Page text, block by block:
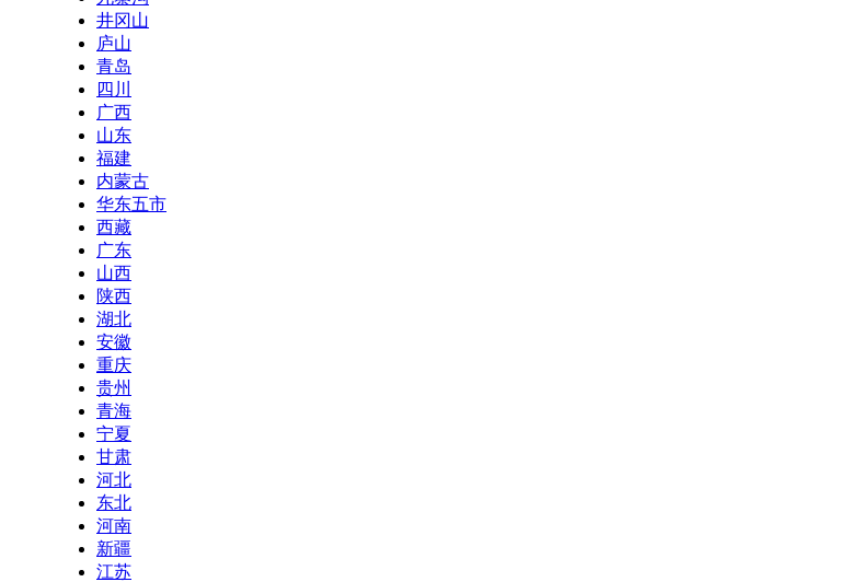
井冈山
庐山
青岛
四川
广西
山东
福建
内蒙古
华东五市
西藏
广东
山西
陕西
湖北
安徽
重庆
贵州
青海
宁夏
甘肃
河北
东北
河南
新疆
江苏